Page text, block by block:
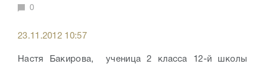
0
23.11.2012 10:57
Настя Бакирова, ученица 2 класса 12-й школы